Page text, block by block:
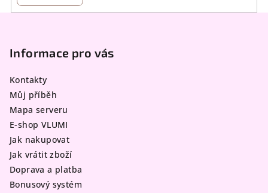
Informace pro vás
Kontakty
Můj příběh
Mapa serveru
E-shop VLUMI
Jak nakupovat
Jak vrátit zboží
Doprava a platba
Bonusový systém